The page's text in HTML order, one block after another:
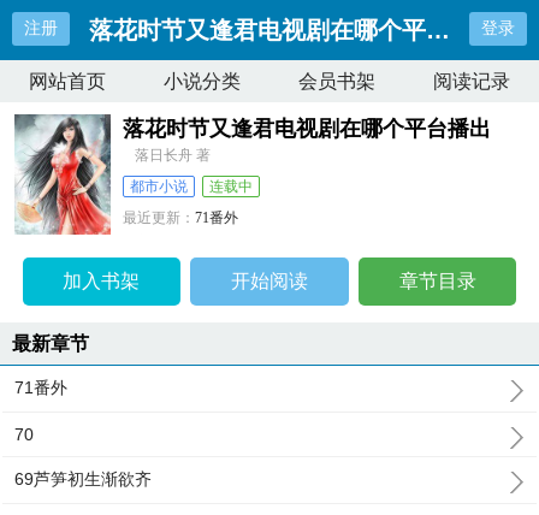
注册 落花时节又逢君电视剧在哪个平台播出登录
网站首页 小说分类 会员书架 阅读记录
落花时节又逢君电视剧在哪个平台播出
落日长舟 著
都市小说
连载中
最近更新：71番外
加入书架 开始阅读 章节目录
最新章节
71番外
70
69芦笋初生渐欲齐